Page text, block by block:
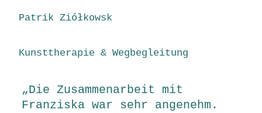
Patrik Ziółkowsk
Kunsttherapie & Wegbegleitung
„Die Zusammenarbeit mit
Franziska war sehr angenehm.